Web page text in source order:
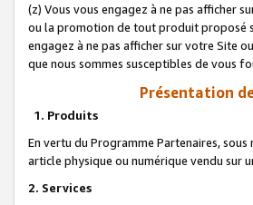
(z) Vous vous engagez à ne pas afficher
ou la promotion de tout produit proposé
engagez à ne pas afficher sur votre Site
que nous sommes susceptibles de vous
Présentation
1. Produits
En vertu du Programme Partenaires,
article physique ou numérique vendu sur
2. Services